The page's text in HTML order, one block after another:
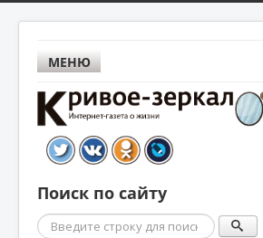
МЕНЮ
Поиск по сайту
Поиск